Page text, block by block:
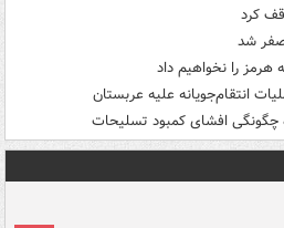
کرد
صفر شد
هرمز را نخواهیم داد
انتقام‌جویانه علیه عربستان
چگونگی افشای کمبود تسلیحات